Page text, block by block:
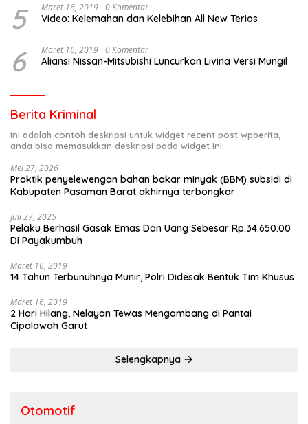
5 Maret 16, 2019 0 Komentar
Video: Kelemahan dan Kelebihan All New Terios
6 Maret 16, 2019 0 Komentar
Aliansi Nissan-Mitsubishi Luncurkan Livina Versi Mungil
Berita Kriminal
Ini adalah contoh deskripsi untuk widget recent post wpberita,
anda bisa memasukkan deskripsi pada widget ini.
Mei 27, 2026
Praktik penyelewengan bahan bakar minyak (BBM) subsidi di
Kabupaten Pasaman Barat akhirnya terbongkar
Juli 27, 2025
Pelaku Berhasil Gasak Emas Dan Uang Sebesar Rp.34.650.00
Di Payakumbuh
Maret 16, 2019
14 Tahun Terbunuhnya Munir, Polri Didesak Bentuk Tim Khusus
Maret 16, 2019
2 Hari Hilang, Nelayan Tewas Mengambang di Pantai
Cipalawah Garut
Selengkapnya
Otomotif